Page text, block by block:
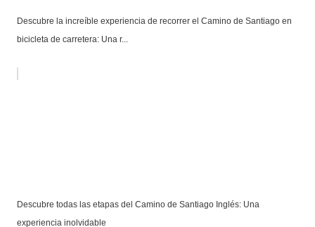
Descubre la increíble experiencia de recorrer el Camino de Santiago en
bicicleta de carretera: Una r...
Descubre todas las etapas del Camino de Santiago Inglés: Una
experiencia inolvidable